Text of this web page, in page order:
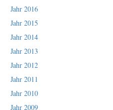
Jahr 2016
Jahr 2015
Jahr 2014
Jahr 2013
Jahr 2012
Jahr 2011
Jahr 2010
Jahr 2009